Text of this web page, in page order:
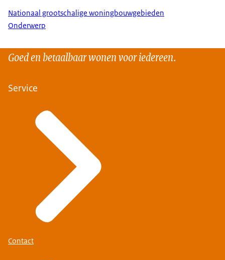
Nationaal grootschalige woningbouwgebieden
Onderwerp
Goed en betaalbaar wonen voor iedereen.
Service
Contact